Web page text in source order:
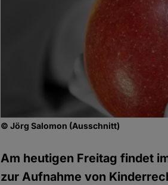
© Jörg Salomon (Ausschnitt)
Am heutigen Freitag findet
zur Aufnahme von